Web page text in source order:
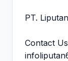
PT.
Contact